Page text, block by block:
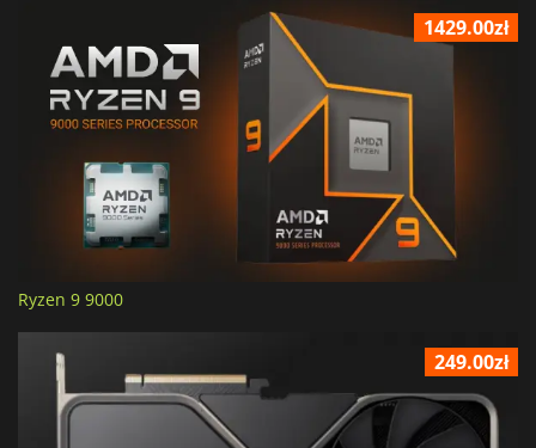
1429.00zł
Ryzen 9 9000
249.00zł